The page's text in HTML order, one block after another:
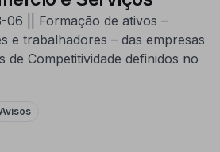
06 || Formação de ativos –
e trabalhadores – das empresas
de Competitividade definidos no
Avisos